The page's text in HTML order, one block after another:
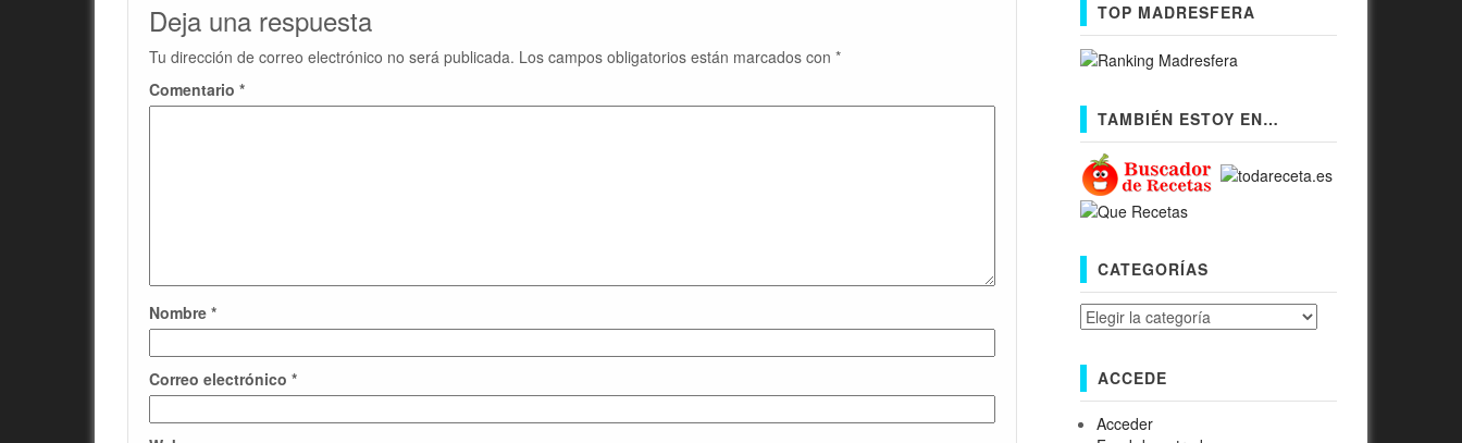
Deja una respuesta
Tu dirección de correo electrónico no será publicada. Los campos obligatorios están marcados con *
Comentario *
Nombre *
Correo electrónico *
TOP MADRESFERA
TAMBIÉN ESTOY EN…
CATEGORÍAS
Categorías
ACCEDE
Acceder